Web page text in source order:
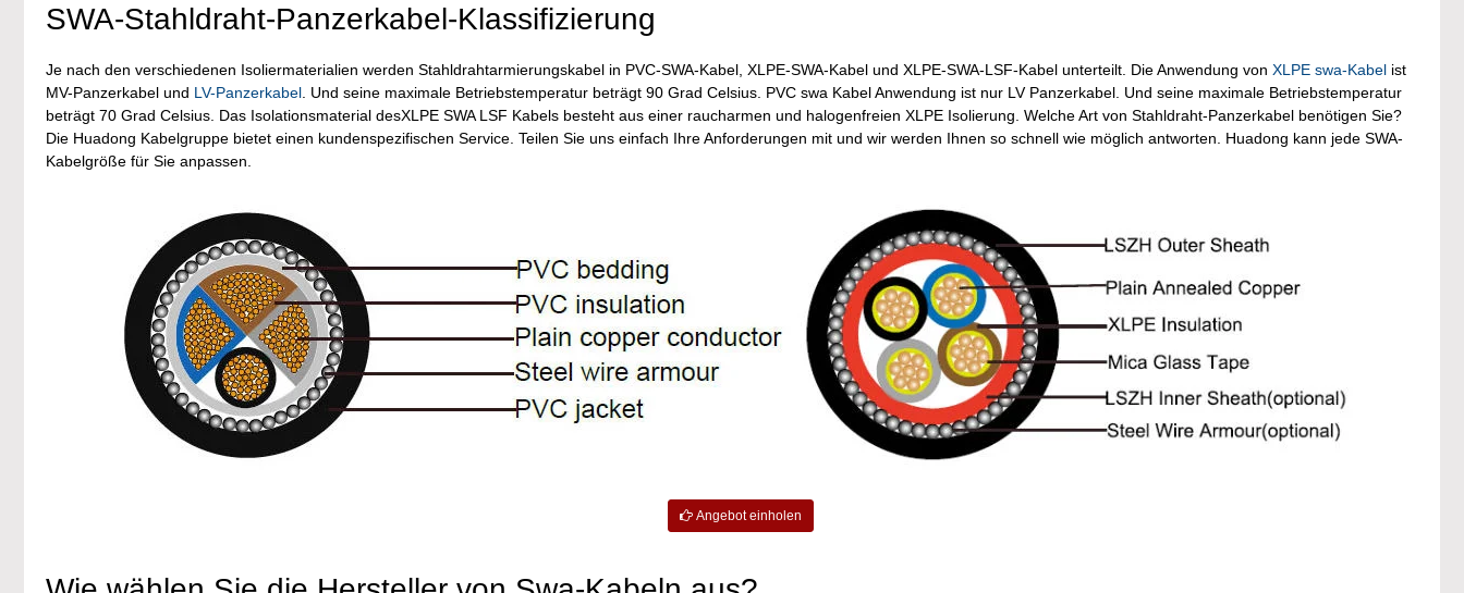
SWA-Stahldraht-Panzerkabel-Klassifizierung
Je nach den verschiedenen Isoliermaterialien werden Stahldrahtarmierungskabel in PVC-SWA-Kabel, XLPE-SWA-Kabel und XLPE-SWA-LSF-Kabel unterteilt. Die Anwendung von XLPE swa-Kabel ist
MV-Panzerkabel und LV-Panzerkabel. Und seine maximale Betriebstemperatur beträgt 90 Grad Celsius. PVC swa Kabel Anwendung ist nur LV Panzerkabel. Und seine maximale Betriebstemperatur
beträgt 70 Grad Celsius. Das Isolationsmaterial desXLPE SWA LSF Kabels besteht aus einer raucharmen und halogenfreien XLPE Isolierung. Welche Art von Stahldraht-Panzerkabel benötigen Sie?
Die Huadong Kabelgruppe bietet einen kundenspezifischen Service. Teilen Sie uns einfach Ihre Anforderungen mit und wir werden Ihnen so schnell wie möglich antworten. Huadong kann jede SWA-
Kabelgröße für Sie anpassen.
Angebot einholen